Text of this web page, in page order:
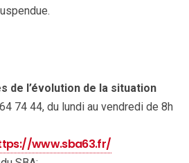
de l’évolution de la situation
74 44, du lundi au vendredi de 8h
www.sba63.fr/